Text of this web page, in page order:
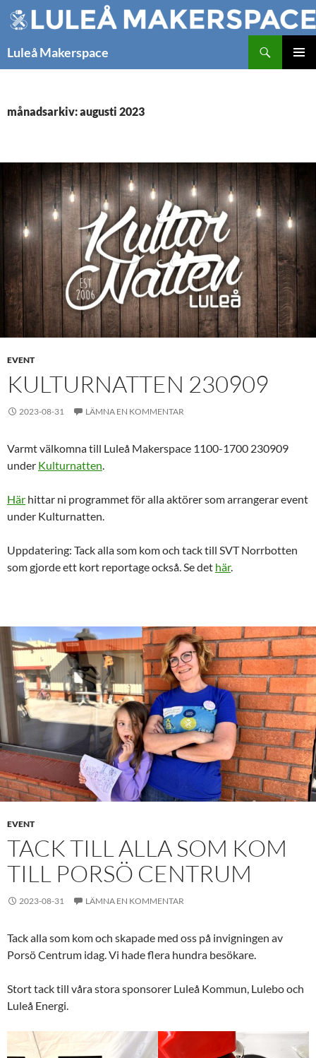
Hoppa
till
Luleå Makerspace
månadsarkiv: augusti 2023
EVENT
KULTURNATTEN 230909
2023-08-31 LÄMNA EN KOMMENTAR
Varmt välkomna till Luleå Makerspace 1100-1700 230909
under Kulturnatten
Här hittar ni programmet för alla aktörer som arrangerar event
under Kulturnatten.
Uppdatering: Tack alla som kom och tack till SVT Norrbotten
som gjorde ett kort reportage också. Se det här.
EVENT
TACK TILL ALLA SOM KOM
TILL PORSÖ CENTRUM
2023-08-31 LÄMNA EN KOMMENTAR
Tack alla som kom och skapade med oss på invigningen av
Porsö Centrum idag. Vi hade flera hundra besökare.
Stort tack till våra stora sponsorer Luleå Kommun, Lulebo och
Luleå Energi.